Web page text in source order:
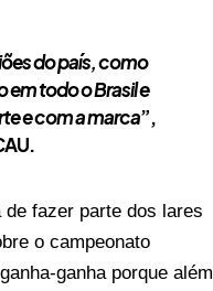
do país, como
em todo o Brasil e
e com a marca”,
fazer parte dos lares
o campeonato
ganha porque além